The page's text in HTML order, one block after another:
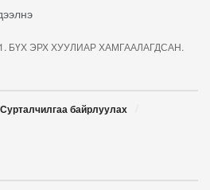
БҮХ ЭРХ ХУУЛИАР ХАМГААЛАГДСАН.
Сурталчилгаа байрлуулах